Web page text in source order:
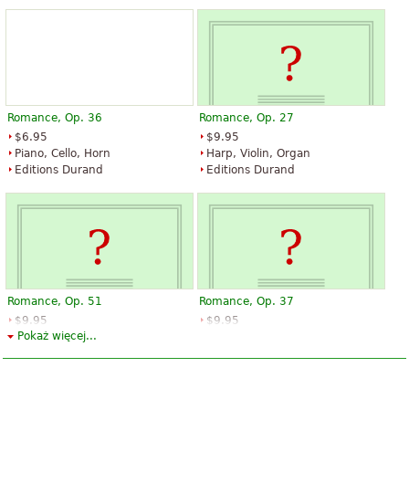
Romance, Op. 36
$6.95
Piano, Cello, Horn
Editions Durand
Romance, Op. 27
$9.95
Harp, Violin, Organ
Editions Durand
Romance, Op. 51
$9.95
Piano, Flute
Romance, Op. 37
$9.95
Pokaż więcej...